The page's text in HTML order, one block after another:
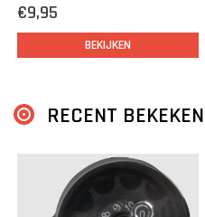
€9,95
BEKIJKEN
RECENT BEKEKEN